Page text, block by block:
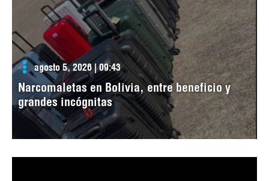
agosto 5, 2026 | 09:43
Narcomaletas en Bolivia, entre beneficio y
grandes incógnitas